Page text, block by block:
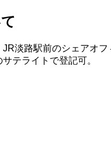
淡路駅前のシェアオ
テライトで登記可。